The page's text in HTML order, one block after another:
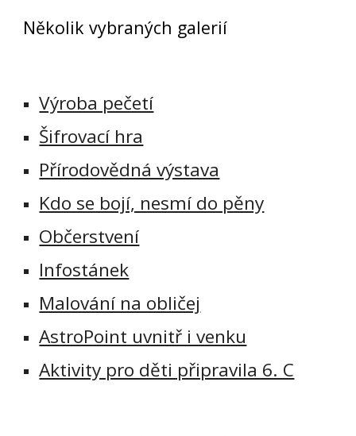
Několik vybraných galerií
Výroba pečetí
Šifrovací hra
Přírodovědná výstava
Kdo se bojí, nesmí do pěny
Občerstvení
Infostánek
Malování na obličej
AstroPoint uvnitř i venku
Aktivity pro děti připravila 6. C